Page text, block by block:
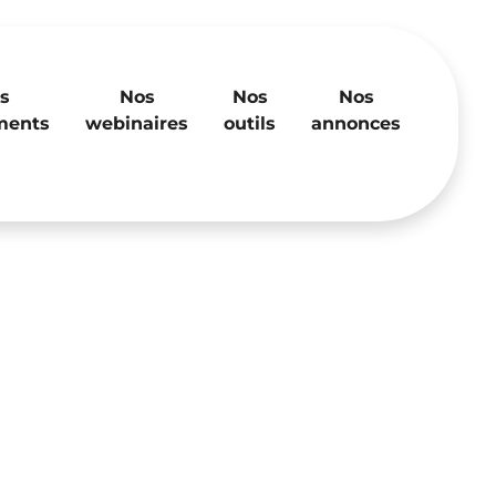
Nos
webinaires
Nos
outils
Nos
annonces